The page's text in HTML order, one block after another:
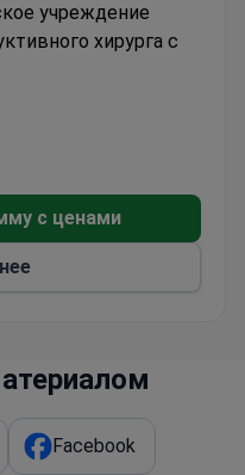
учреждение
хирурга с
операции
с ценами
Facebook